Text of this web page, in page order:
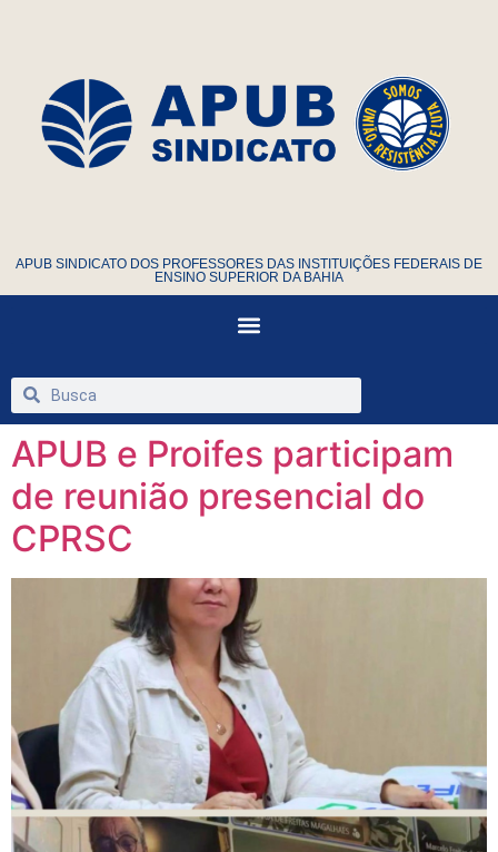
APUB SINDICATO DOS PROFESSORES DAS INSTITUIÇÕES FEDERAIS DE
ENSINO SUPERIOR DA BAHIA
APUB e Proifes participam
de reunião presencial do
CPRSC